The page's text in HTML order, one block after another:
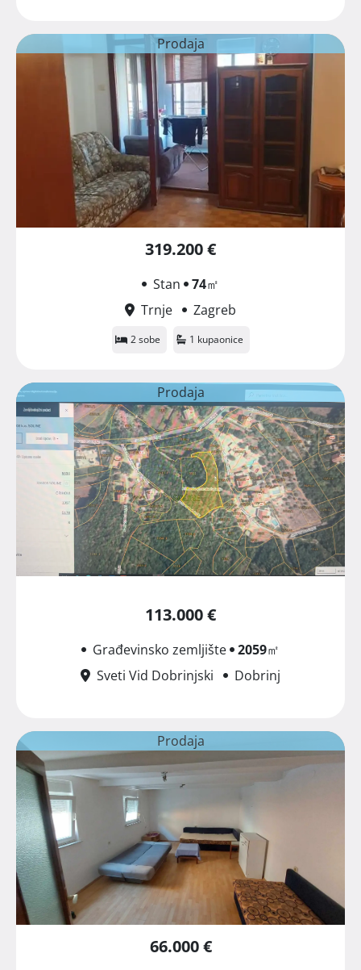
Prodaja
319.200 €
Stan 74㎡
Trnje
Zagreb
2 sobe 1 kupaonice
Prodaja
113.000 €
Građevinsko zemljište 2059㎡
Sveti Vid Dobrinjski
Dobrinj
Prodaja
66.000 €